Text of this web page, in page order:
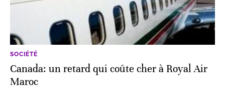
SOCIÉTÉ
Canada: un retard qui coûte cher à Royal Air
Maroc